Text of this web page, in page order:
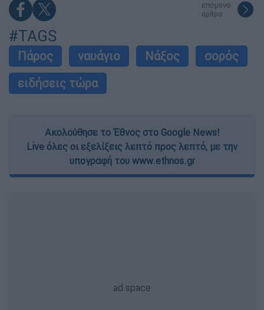
επόμενο
άρθρο
#TAGS
Πάρος ναυάγιο Νάξος
σορός
ειδήσεις τώρα
Ακολούθησε το Έθνος στο Google News!
Live όλες οι εξελίξεις λεπτό προς λεπτό, με την
υπογραφή του www.ethnos.gr